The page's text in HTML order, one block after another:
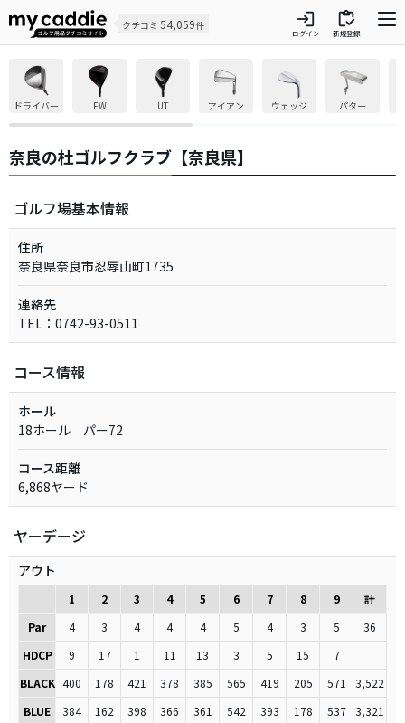
クチコミ 54,059件 login
ログイン
inventory
新規登録
ドライバー FW UT アイアン ウェッジ パター
奈良の杜ゴルフクラブ【奈良県】
ゴルフ場基本情報
住所
奈良県奈良市忍辱山町1735
連絡先
TEL：0742-93-0511
コース情報
ホール
18ホール パー72
コース距離
6,868ヤード
ヤーデージ
アウト
1 2 3 4 5 6 7 8 9
計
Par
4 3 4 4 4 5 4 3 5
36
HDCP
9 17 1 11 13 3 5 15
7
BLACK 400 178 421 378 385 565 419 205 571
3,522
BLUE
384 162 398 366 361 542 393 178 537
3,321